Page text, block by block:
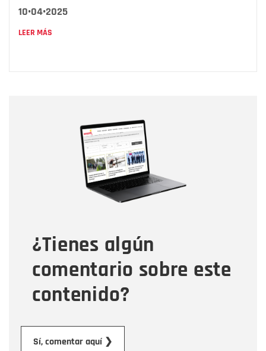
10•04•2025
LEER MÁS
¿Tienes algún
comentario sobre este
contenido?
Sí, comentar aquí ❯
Correo electrónico
Tipo de comentario
Mensaje